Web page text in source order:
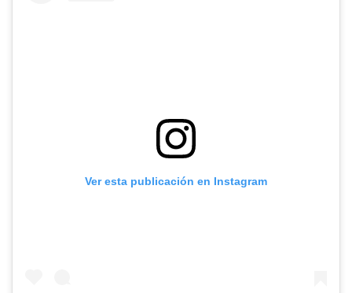
Ver esta publicación en Instagram